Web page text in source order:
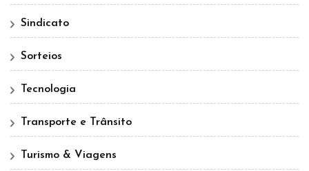
Sindicato
Sorteios
Tecnologia
Transporte e Trânsito
Turismo & Viagens